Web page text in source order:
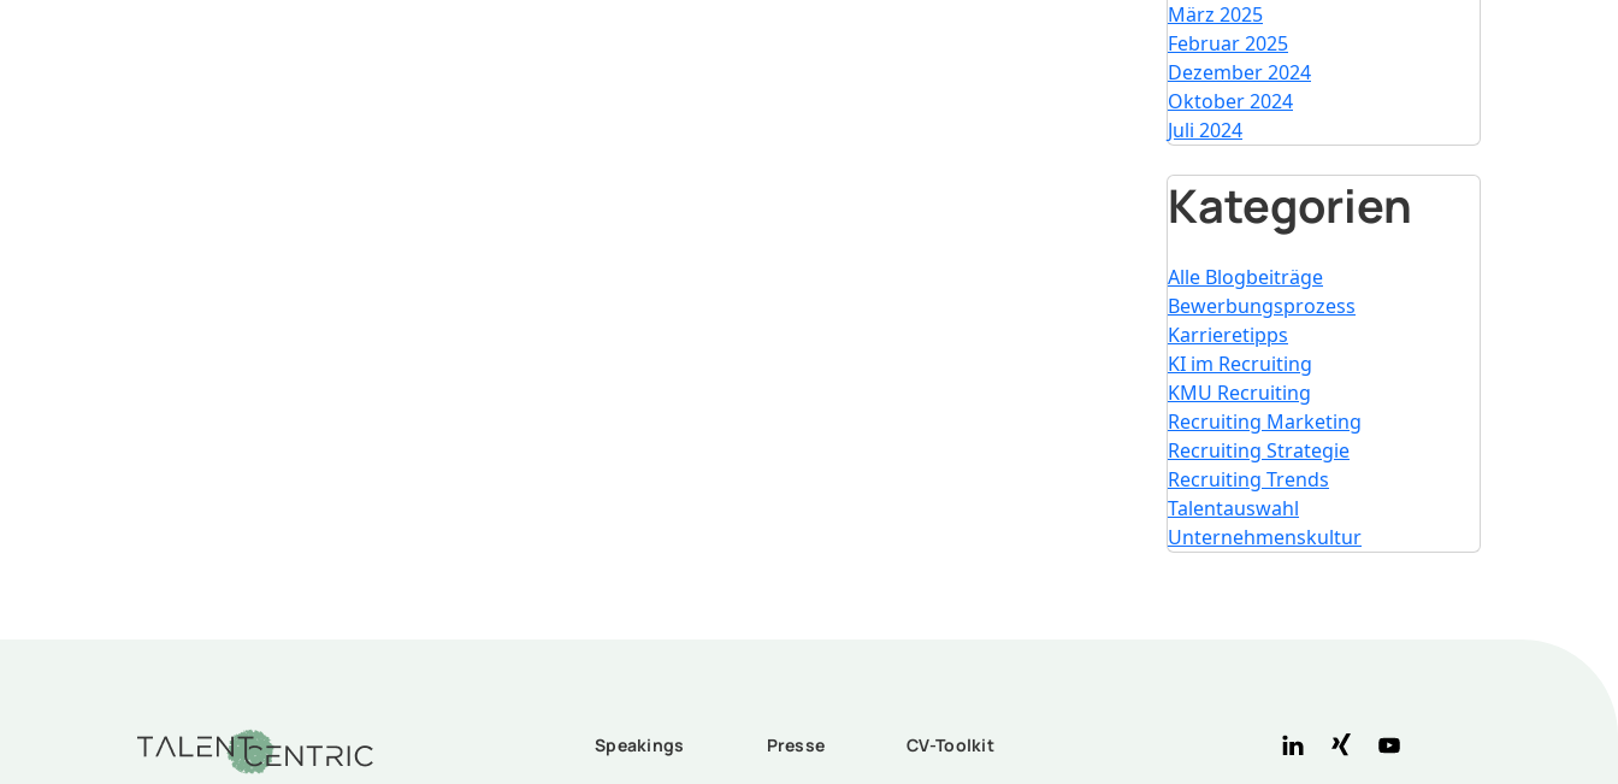
März 2025
Februar 2025
Dezember 2024
Oktober 2024
Juli 2024
Kategorien
Alle Blogbeiträge
Bewerbungsprozess
Karrieretipps
KI im Recruiting
KMU Recruiting
Recruiting Marketing
Recruiting Strategie
Recruiting Trends
Talentauswahl
Unternehmenskultur
Speakings Presse CV-Toolkit